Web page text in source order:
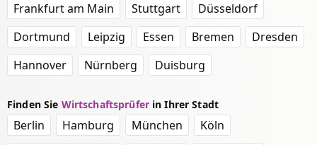
Frankfurt am Main
Stuttgart
Düsseldorf
Dortmund
Leipzig Essen Bremen
Dresden
Hannover
Nürnberg Duisburg
Finden Sie Wirtschaftsprüferin Ihrer Stadt
Berlin Hamburg München
Köln